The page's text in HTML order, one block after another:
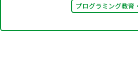
プログラミング教育